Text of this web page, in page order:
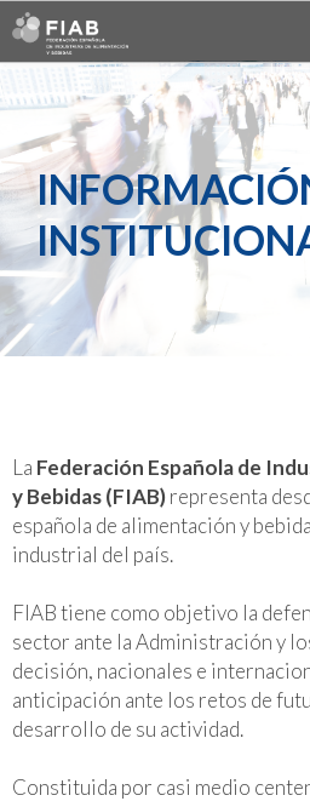
La Federación Española de
y Bebidas (FIAB)representa
española de alimentación y
industrial del país.
FIAB tiene como objetivo la
sector ante la Administración y
decisión, nacionales e
anticipación ante los retos de
desarrollo de su actividad.
Constituida por casi medio